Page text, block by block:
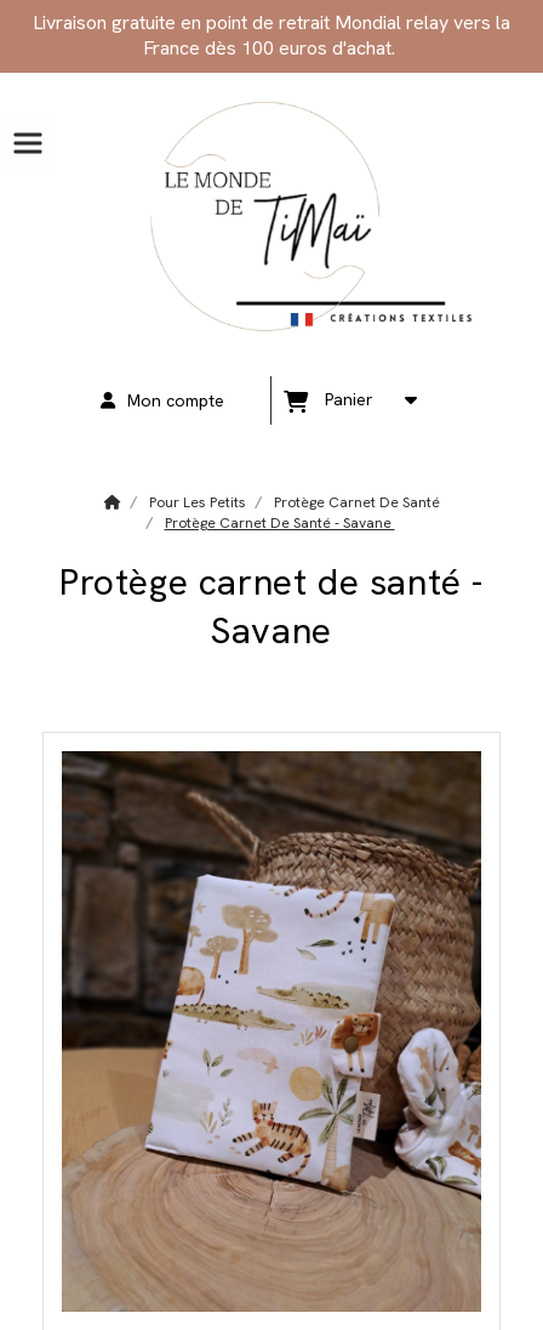
Livraison gratuite en point de retrait Mondial relay vers la
France dès 100 euros d'achat.
Mon compte Panier
Pour Les Petits
Protège Carnet De Santé
Protège Carnet De Santé - Savane
Protège carnet de santé -
Savane